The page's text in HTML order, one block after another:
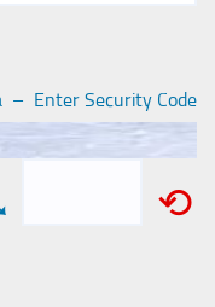
– Enter Security Code
⟲